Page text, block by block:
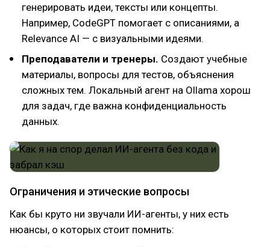
генерировать идеи, тексты или концепты.
Например, CodeGPT помогает с описаниями, а
Relevance AI — с визуальными идеями.
Преподаватели и тренеры. Создают учебные
материалы, вопросы для тестов, объяснения
сложных тем. Локальный агент на Ollama хорош
для задач, где важна конфиденциальность
данных.
Ограничения и этические вопросы
Как бы круто ни звучали ИИ-агенты, у них есть
нюансы, о которых стоит помнить: